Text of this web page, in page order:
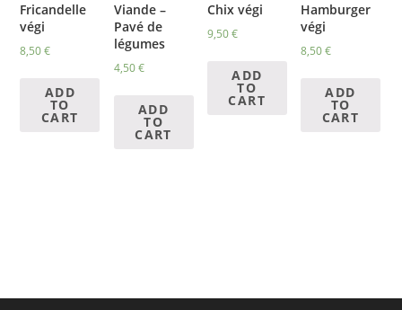
Fricandelle
végi
8,50€
ADD
TO
CART
Viande –
Pavé de
légumes
4,50€
ADD
TO
CART
Chix végi
9,50€
ADD
TO
CART
Hamburger
végi
8,50€
ADD
TO
CART